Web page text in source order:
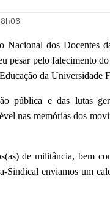
dos Docentes
pesar pelo falecimento
da Universidade
pública e das lutas
nas memórias dos
de militância, bem
enviamos um